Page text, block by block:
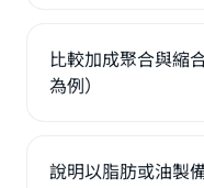
比較加成聚合與縮
為例）
說明以脂肪或油製